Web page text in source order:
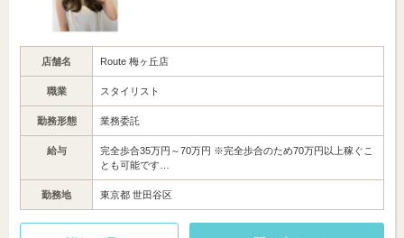
店舗名 Route 梅ヶ丘店
職業 スタイリスト
勤務形態 業務委託
給与
完全歩合35万円～70万円 ※完全歩合のため70万円以上稼ぐこ
とも可能です…
勤務地 東京都 世田谷区